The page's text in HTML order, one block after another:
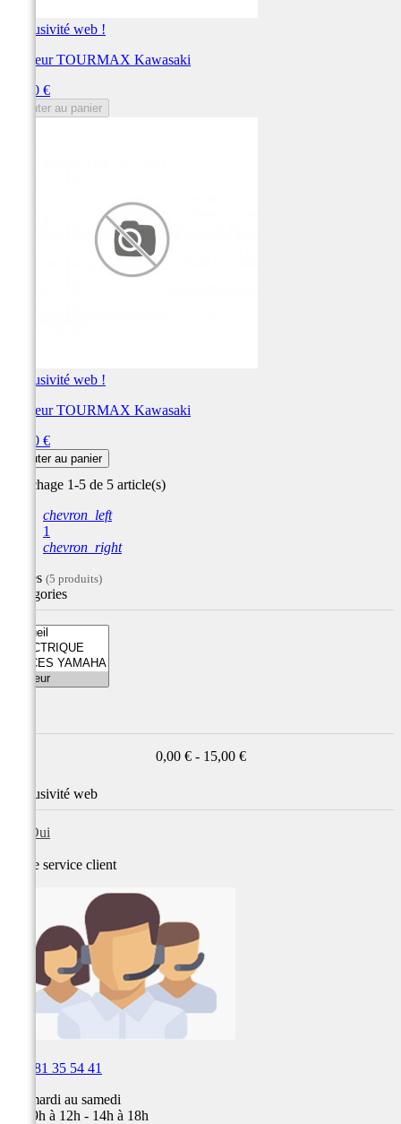
Exclusivité web !
Rupteur TOURMAX Kawasaki
12,00 €
Ajouter au panier
Exclusivité web !
Rupteur TOURMAX Kawasaki
12,00 €
Ajouter au panier
Affichage 1-5 de 5 article(s)
chevron_left
1
chevron_right
Filtres (5 produits)
Catégories
0,00 € - 15,00 €
Exclusivité web
Oui
Notre service client
03 81 35 54 41
Du mardi au samedi
de 09h à 12h - 14h à 18h